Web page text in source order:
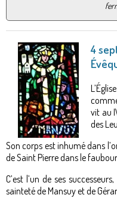
4
vit au
des
Son corps est inhumé dans
de Saint Pierre dans le
C’est l’un de ses
sainteté de Mansuy et de